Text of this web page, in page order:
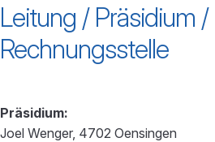
Management Platform
Leitung / Präsidium /
Rechnungsstelle
Präsidium:
Joel Wenger, 4702 Oensingen